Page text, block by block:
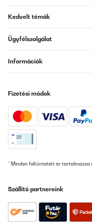
Grad bei geringem
Amazon-Benutzer
Top Produkt. Sieht gut
ein bisschen am
Amazon-Benutzer
Fordítsd le
veut changer le sens
retrouve à l’envers
Kedvelt témák
Ügyfélszolgálat
Információk
Fizetési módok
* Minden feltüntetett ár tartalmazza
Szállító partnereink